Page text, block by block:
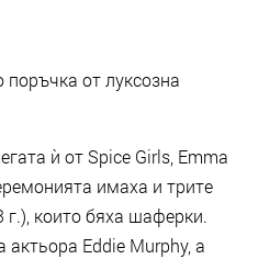
от луксозна
ѝ от Spice Girls, Emma
имаха и трите
г.), които бяха шаферки.
Eddie Murphy, а